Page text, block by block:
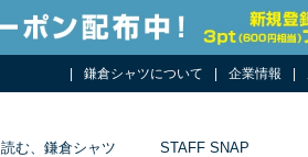
鎌倉シャツについて 企業情報
読む、鎌倉シャツ STAFF SNAP